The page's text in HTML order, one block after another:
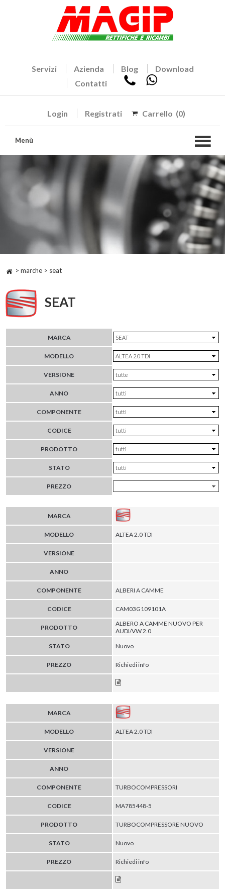
Servizi Azienda Blog
Download
Contatti
Login Registrati Carrello (0)
Menù
> marche > seat
SEAT
MARCA
MODELLO
VERSIONE
ANNO
COMPONENTE
CODICE
PRODOTTO
STATO
PREZZO
MARCA
MODELLO ALTEA 2.0 TDI
VERSIONE
ANNO
COMPONENTE ALBERI A CAMME
CODICE CAM03G109101A
PRODOTTO
ALBERO A CAMME NUOVO PER
AUDI/VW 2.0
STATO
Nuovo
PREZZO Richiedi info
MARCA
MODELLO ALTEA 2.0 TDI
VERSIONE
ANNO
COMPONENTE TURBOCOMPRESSORI
CODICE MA785448-5
PRODOTTO TURBOCOMPRESSORE NUOVO
STATO Nuovo
PREZZO Richiedi info